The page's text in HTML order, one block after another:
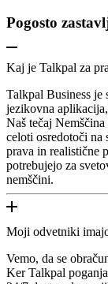
Pogosto
Kaj je Talkpal za
Talkpal Business je
jezikovna
Naš tečaj
celoti osredotoči
prava in realistične
potrebujejo za
nemščini.
Moji odvetniki
Vemo, da se
Ker Talkpal